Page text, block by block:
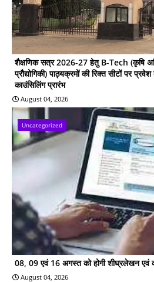
शैक्षणिक सत्र 2026-27 हेतु B-Tech (कृषि
प्रौद्योगिकी) पाठ्यक्रमों की रिक्त सीटों पर
काउंसिलिंग प्रारंभ
August 04, 2026
Uncategorized
08, 09 एवं 16 अगस्त को होगी शीघ्रलेखन एवं
August 04, 2026